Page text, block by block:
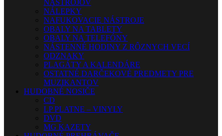
NÁSTROJOV
NÁLEPKY
NAFUKOVACIE NÁSTROJE
OBALY NA TABLETY
OBALY NA TELEFÓNY
NÁSTENNÉ HODINY Z RÔZNYCH VECÍ
ODZNAKY
PLAGÁTY A KALENDÁRE
OSTATNÉ DARČEKOVÉ PREDMETY PRE
MUZIKANTOV
HUDOBNÉ NOSIČE
CD
LP PLATNE – VINYLY
DVD
MG KAZETY